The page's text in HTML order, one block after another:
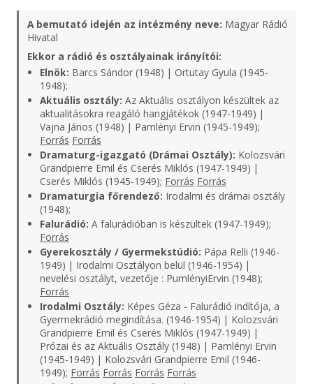
A bemutató idején az intézmény neve: Magyar Rádió
Hivatal
Ekkor a rádió és osztályainak irányítói:
Elnök: Barcs Sándor (1948) | Ortutay Gyula (1945-
1948);
Aktuális osztály: Az Aktuális osztályon készültek az
aktualitásokra reagáló hangjátékok (1947-1949) |
Vajna János (1948) | Pamlényi Ervin (1945-1949);
Forrás Forrás
Dramaturg-igazgató (Drámai Osztály): Kolozsvári
Grandpierre Emil és Cserés Miklós (1947-1949) |
Cserés Miklós (1945-1949); Forrás Forrás
Dramaturgia főrendező: Irodalmi és drámai osztály
(1948);
Falurádió: A falurádióban is készültek (1947-1949);
Forrás
Gyerekosztály / Gyermekstúdió: Pápa Relli (1946-
1949) | Irodalmi Osztályon belül (1946-1954) |
nevelési osztályt, vezetője : PumlényiErvin (1948);
Forrás
Irodalmi Osztály: Képes Géza - Falurádió indítója, a
Gyermekrádió megindítása. (1946-1954) | Kolozsvári
Grandpierre Emil és Cserés Miklós (1947-1949) |
Prózai és az Aktuális Osztály (1948) | Pamlényi Ervin
(1945-1949) | Kolozsvári Grandpierre Emil (1946-
1949); Forrás Forrás Forrás Forrás